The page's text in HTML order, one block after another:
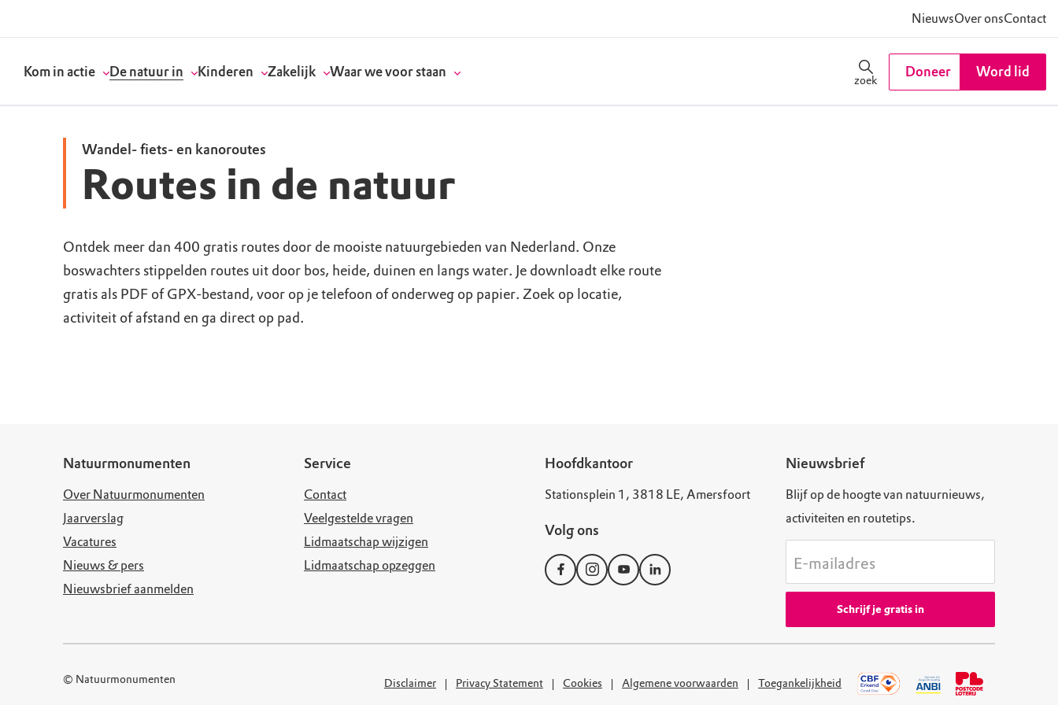
NieuwsOver onsContact
Kom in actie
Doneer
Word vrijwilliger
Werken bij
De natuur in
Routes
Natuurgebieden
Bezoekerscentra
Kinderen
Kinderactiviteiten
Verjaardagsfeestjes
Speeltips
Zakelijk
Geef een bedrijfsdonatie
Vergaderen in de natuur
Onze partners & supporters
Waar we voor staan
Onze visie
Actuele thema's
Wat wij doen
zoek
Doneer Word lid
Wandel- fiets- en kanoroutes
Routes in de natuur
Ontdek meer dan 400 gratis routes door de mooiste natuurgebieden van Nederland. Onze
boswachters stippelden routes uit door bos, heide, duinen en langs water. Je downloadt elke route
gratis als PDF of GPX-bestand, voor op je telefoon of onderweg op papier. Zoek op locatie,
activiteit of afstand en ga direct op pad.
Natuurmonumenten
Over Natuurmonumenten
Jaarverslag
Vacatures
Nieuws & pers
Nieuwsbrief aanmelden
Service
Contact
Veelgestelde vragen
Lidmaatschap wijzigen
Lidmaatschap opzeggen
Hoofdkantoor
Stationsplein 1, 3818 LE, Amersfoort
Volg ons
Nieuwsbrief
Blijf op de hoogte van natuurnieuws,
activiteiten en routetips.
E-mailadres
Schrijf je gratis in
© Natuurmonumenten Disclaimer Privacy Statement Cookies Algemene voorwaarden Toegankelijkheid